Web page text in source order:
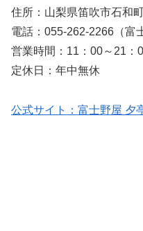
住所：山梨県笛吹市石和
電話：055-262-2266（富
営業時間：11：00～21：
定休日：年中無休
公式サイト：富士野屋 夕